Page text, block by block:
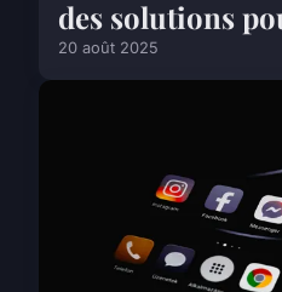
des solutions
20 août 2025